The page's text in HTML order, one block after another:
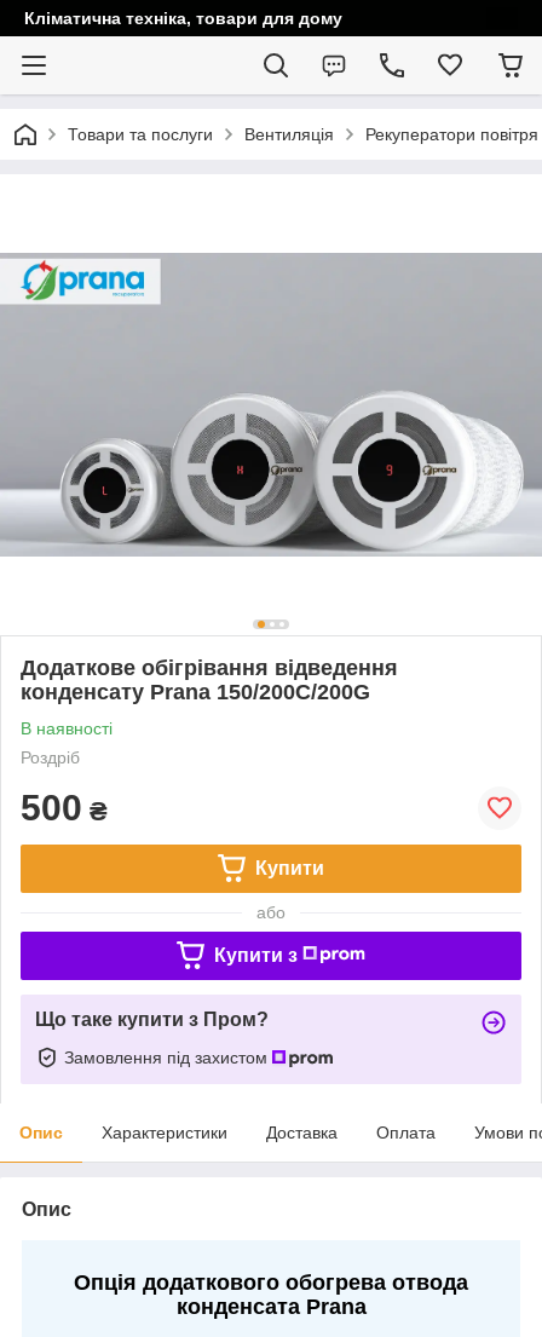
Кліматична техніка, товари для дому
Товари та послуги Вентиляція Рекуператори повітря
Додаткове обігрівання відведення
конденсату Prana 150/200С/200G
В наявності
Роздріб
500 ₴
Купити
або
Купити з
Що таке купити з Пром?
Замовлення під захистом
Опис Характеристики Доставка Оплата Умови
Опис
Опція додаткового обогрева отвода
конденсата Prana